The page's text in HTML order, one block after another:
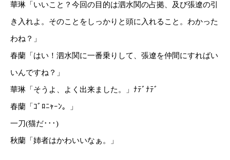
華琳「いいこと？今回の目的は泗水関の占拠、及び張遼の引
き入れよ。そのことをしっかりと頭に入れること。わかった
わね？」
春蘭「はい！泗水関に一番乗りして、張遼を仲間にすればい
いんですね？」
華琳「そうよ、よく出来ました。」ﾅﾃﾞﾅﾃﾞ
春蘭「ｺﾞﾛﾆｬｰﾝ。」
一刀(猫だ･･･)
秋蘭「姉者はかわいいなぁ。」